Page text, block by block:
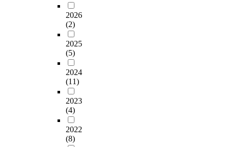
2026
(2)
2025
(5)
2024
(11)
2023
(4)
2022
(8)